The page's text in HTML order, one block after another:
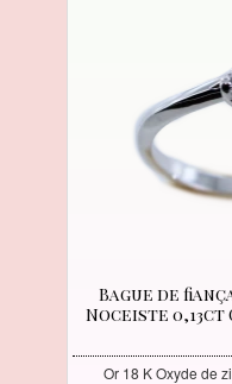
Bague de
Noceiste 0,13ct
Or 18 K Oxyde de